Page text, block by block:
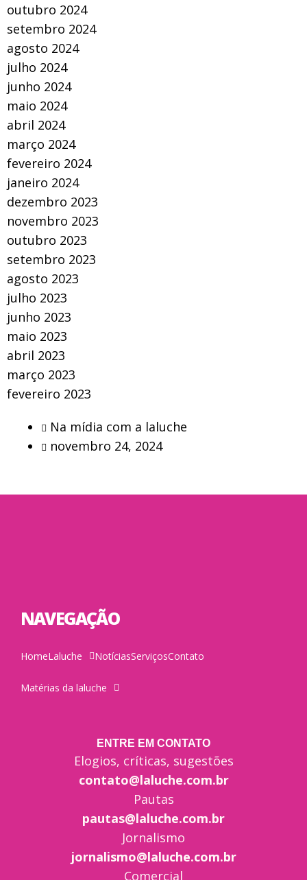
outubro 2024
setembro 2024
agosto 2024
julho 2024
junho 2024
maio 2024
abril 2024
março 2024
fevereiro 2024
janeiro 2024
dezembro 2023
novembro 2023
outubro 2023
setembro 2023
agosto 2023
julho 2023
junho 2023
maio 2023
abril 2023
março 2023
fevereiro 2023
Na mídia com a laluche
novembro 24, 2024
NAVEGAÇÃO
HomeLaluche NotíciasServiçosContato
Matérias da laluche
ENTRE EM CONTATO
Elogios, críticas, sugestões
contato@laluche.com.br
Pautas
pautas@laluche.com.br
Jornalismo
jornalismo@laluche.com.br
Comercial